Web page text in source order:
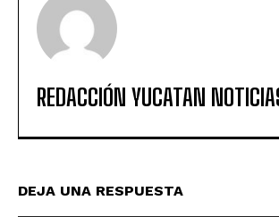
REDACCIÓN YUCATAN
DEJA UNA RESPUESTA